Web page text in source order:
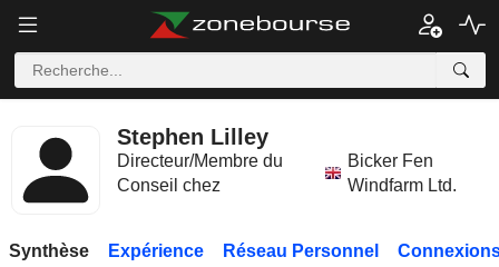
Stephen Lilley
Directeur/Membre du
Conseil chez
Bicker Fen
Windfarm Ltd.
Synthèse Expérience Réseau Personnel